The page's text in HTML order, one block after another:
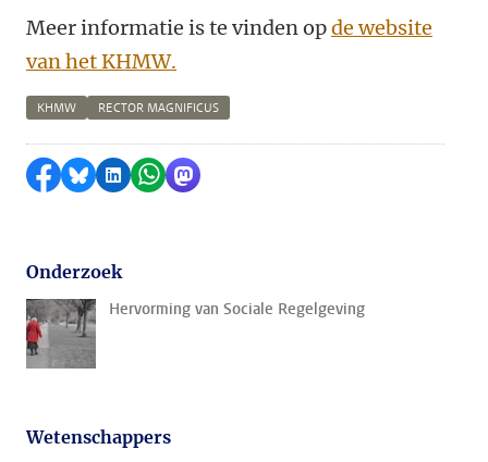
Meer informatie is te vinden opde website
van het KHMW.
KHMW RECTOR MAGNIFICUS
Delen op Facebook
Delen via Bluesky
Delen op LinkedIn
Delen via WhatsApp
Delen via Mastodon
Onderzoek
Hervorming van Sociale Regelgeving
Wetenschappers